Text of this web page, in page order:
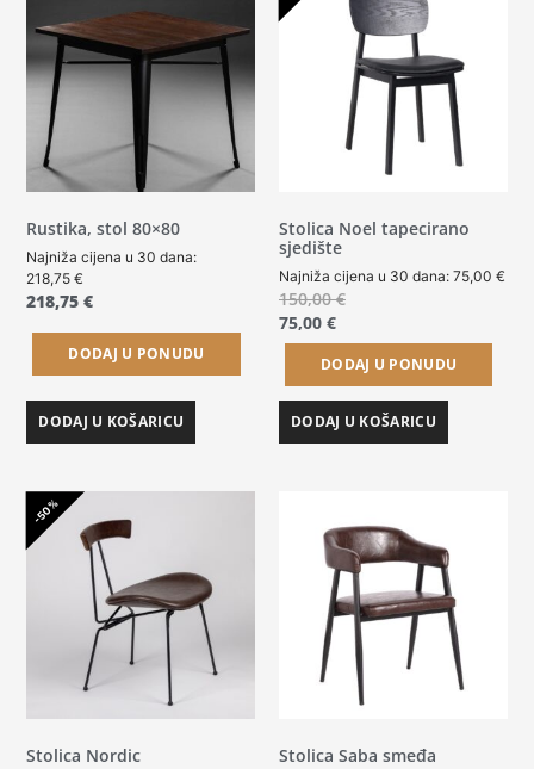
Rustika, stol 80×80
Najniža cijena u 30 dana:
218,75€
218,75€
DODAJ U PONUDU
DODAJ U KOŠARICU
Stolica Noel tapecirano
sjedište
Najniža cijena u 30 dana: 75,00 €
150,00€
75,00 €
DODAJ U PONUDU
DODAJ U KOŠARICU
-50%
Stolica Nordic Stolica Saba smeđa